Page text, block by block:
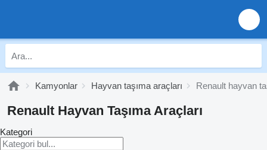
Kamyonlar Hayvan taşıma araçları Renault hayvan
Renault Hayvan Taşıma Araçları
Kategori